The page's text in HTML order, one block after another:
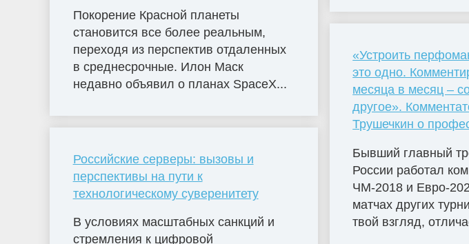
Покорение Красной планеты
становится все более реальным,
переходя из перспектив отдаленных
в среднесрочные. Илон Маск
недавно объявил о планах SpaceX...
Российские серверы: вызовы и
перспективы на пути к
технологическому суверенитету
В условиях масштабных санкций и
стремления к цифровой
«Устроить
это одно.
месяца в месяц –
другое».
Трушечкин о
Бывший главный
России работал
ЧМ-2018 и Евро-
матчах других
твой взгляд,